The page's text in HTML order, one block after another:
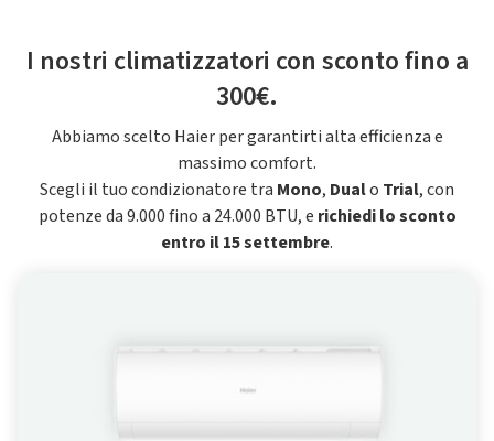
I nostri climatizzatori con sconto fino a
300€.
Abbiamo scelto Haier per garantirti alta efficienza e
massimo comfort.
Scegli il tuo condizionatore tra Mono, Dualo Trial, con
potenze da 9.000 fino a 24.000 BTU, e richiedi lo sconto
entro il 15 settembre.